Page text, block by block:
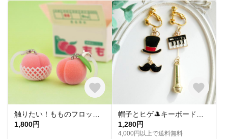
1,800円
1,280円
4,000円以上で送料無料